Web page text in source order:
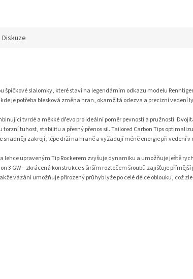
Diskuze
špičkové slalomky, které staví na legendárním odkazu modelu
je potřeba blesková změna hran, okamžitá odezva a precizní vedení
tvrdé a měkké dřevo pro ideální poměr pevnosti a pružnosti.
torzní tuhost, stabilitu a přesný přenos sil. Tailored Carbon Tips
snadněji zakrojí, lépe drží na hraně a vyžadují méně energie při vedení v
lehce upraveným Tip Rockerem zvyšuje dynamiku a umožňuje ještě
3 GW – zkrácená konstrukce s širším roztečem šroubů zajišťuje
vázání umožňuje přirozený průhyb lyže po celé délce oblouku, což